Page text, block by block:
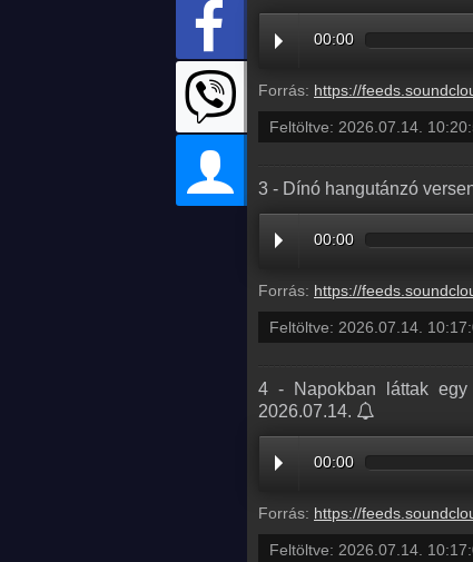
00:00
Forrás: https://feeds.soundcloud.com/stream/2360354279-
Feltöltve: 2026.07.14.
3 - Dínó hangutánzó
00:00
Forrás: https://feeds.soundcloud.com/stream/2360353484-
Feltöltve: 2026.07.14.
4 - Napokban láttak egy
2026.07.14.
00:00
Forrás: https://feeds.soundcloud.com/stream/2360353481-balazsek-4-napokban-lattak-egy-
Feltöltve: 2026.07.14.